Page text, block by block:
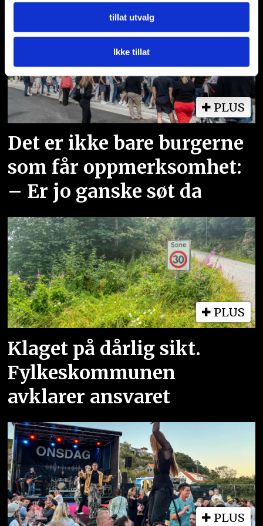
vårt, med partnerne våre innen sosiale medier,
annonsering og analysearbeid, som kan kombinere den
med annen informasjon du har gjort tilgjengelig for dem,
eller som de har samlet inn gjennom din bruk av
tjenestene deres.
tillat utvalg
Ikke tillat
PLUS
Det er ikke bare burgerne
som får oppmerksomhet:
– Er jo ganske søt da
PLUS
Klaget på dårlig sikt.
Fylkeskommunen
avklarer ansvaret
PLUS